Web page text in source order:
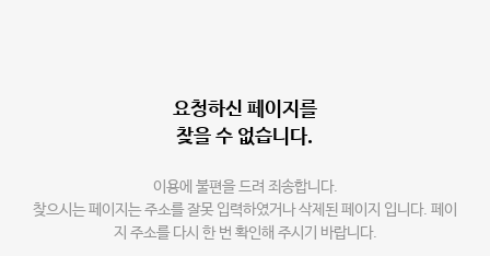
요청하신 페이지를
찾을 수 없습니다.
이용에 불편을 드려 죄송합니다.
찾으시는 페이지는 주소를 잘못 입력하였거나 삭제된 페이지 입니다. 페이
지 주소를 다시 한 번 확인해 주시기 바랍니다.